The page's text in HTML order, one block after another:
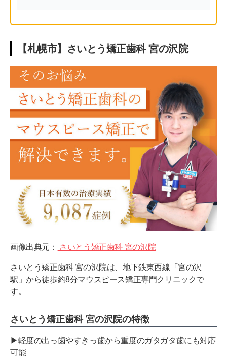
【札幌市】さいとう矯正歯科 宮の沢院
画像出典元： さいとう矯正歯科 宮の沢院
さいとう矯正歯科 宮の沢院は、地下鉄東西線「宮の沢
駅」から徒歩約8分マウスピース矯正専門クリニックで
す。
さいとう矯正歯科 宮の沢院の特徴
▶軽度の出っ歯やすきっ歯から重度のガタガタ歯にも対応
可能